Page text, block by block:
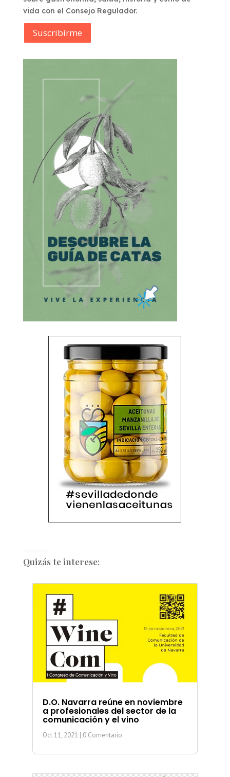
vida con el Consejo Regulador.
Suscribírme
Quizás te interese:
D.O. Navarra reúne en noviembre
a profesionales del sector de la
comunicación y el vino
Oct 11, 2021 | 0 Comentario